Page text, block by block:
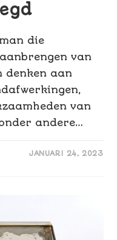
die
van
denken aan
van
andere…
JANUARI 24, 2023